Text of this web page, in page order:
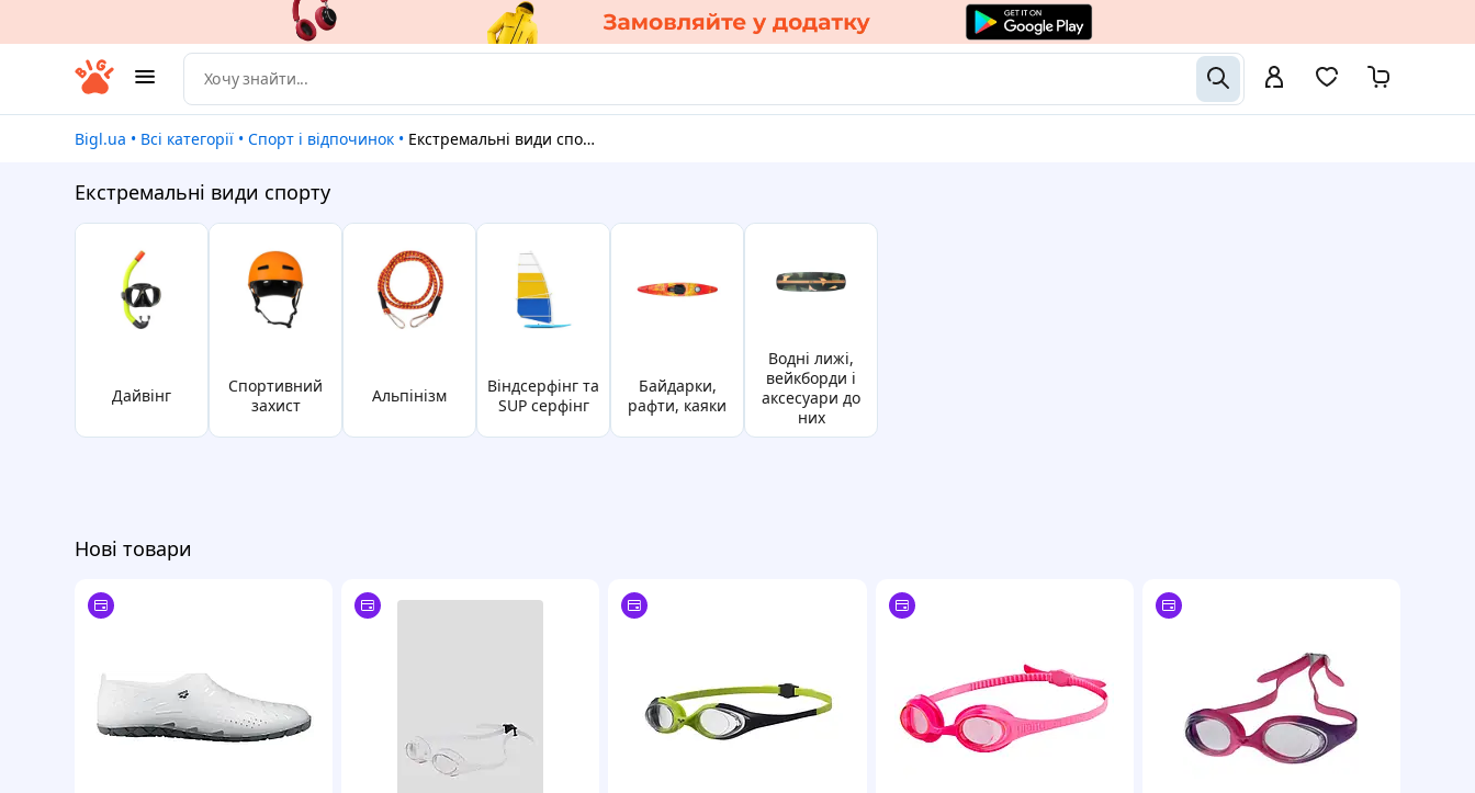
Bigl.ua • Всі категорії • Спорт і відпочинок • Екстремальні види спорту
Екстремальні види спорту
дайвінг
спортивний
захист
альпінізм
віндсерфінг та
SUP серфінг
байдарки,
рафти, каяки
водні лижі,
вейкборди і
аксесуари до
них
Нові товари